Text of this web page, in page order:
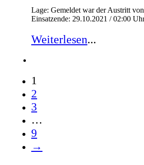
Lage: Gemeldet war der Austritt
Einsatzende: 29.10.2021 / 02:00
Weiterlesen...
1
2
3
…
9
→